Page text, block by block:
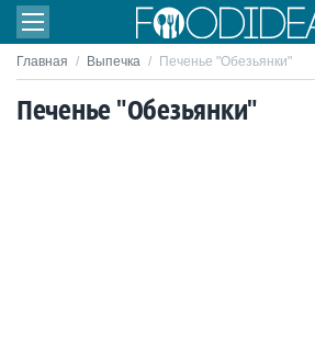
Главная / Выпечка / Печенье "Обезьянки"
Печенье "Обезьянки"